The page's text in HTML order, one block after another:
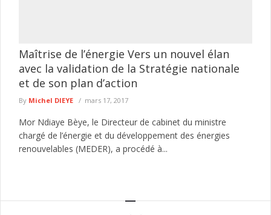
Maîtrise de l’énergie Vers un nouvel élan
avec la validation de la Stratégie nationale
et de son plan d’action
By Michel DIEYE mars 17, 2017
Mor Ndiaye Bèye, le Directeur de cabinet du ministre
chargé de l’énergie et du développement des énergies
renouvelables (MEDER), a procédé à...